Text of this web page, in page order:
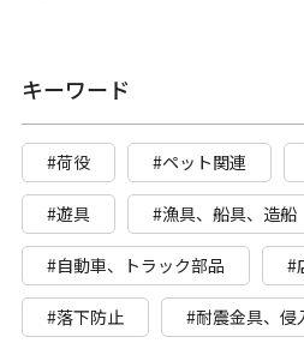
キーワード
#荷役 #ペット関連
#遊具 #漁具、船具、造船
#自動車、トラック部品 #
#落下防止 #耐震金具、侵